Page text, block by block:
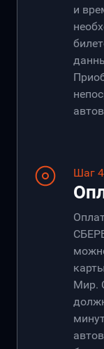
и
Шаг 4
Мир.